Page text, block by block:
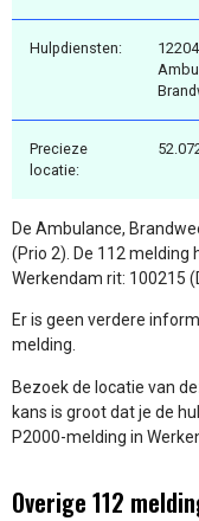
Hulpdiensten:
Precieze
locatie:
De Ambulance,
(Prio 2). De 112 melding
Werkendam rit: 100215
Er is geen verdere
melding.
Bezoek de locatie van
kans is groot dat je de
P2000-melding in
Overige 112